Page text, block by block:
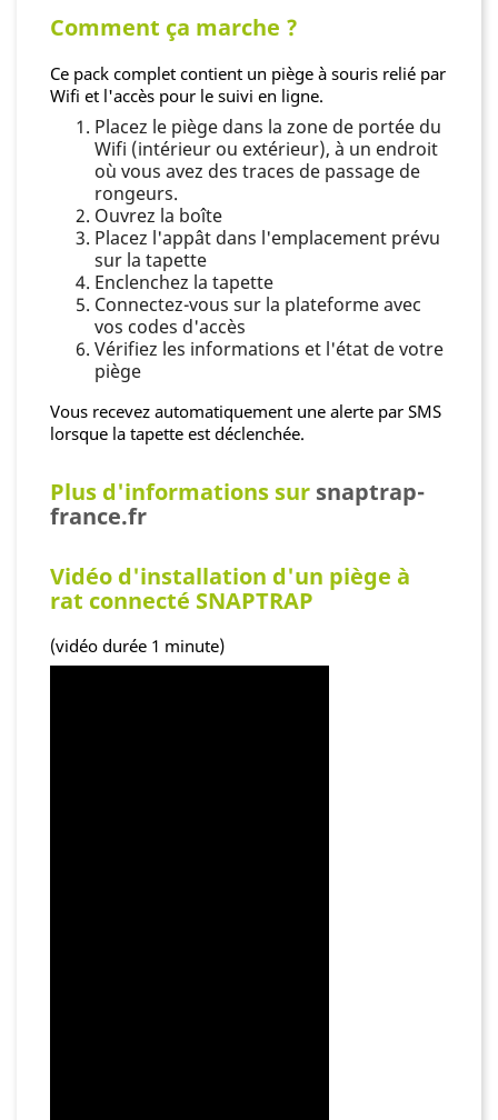
Comment ça marche ?
Ce pack complet contient un piège à souris relié par
Wifi et l'accès pour le suivi en ligne.
Placez le piège dans la zone de portée du
Wifi (intérieur ou extérieur), à un endroit
où vous avez des traces de passage de
rongeurs.
Ouvrez la boîte
Placez l'appât dans l'emplacement prévu
sur la tapette
Enclenchez la tapette
Connectez-vous sur la plateforme avec
vos codes d'accès
Vérifiez les informations et l'état de votre
piège
Vous recevez automatiquement une alerte par SMS
lorsque la tapette est déclenchée.
Plus d'informations sur snaptrap-
france.fr
Vidéo d'installation d'un piège à
rat connecté SNAPTRAP
(vidéo durée 1 minute)